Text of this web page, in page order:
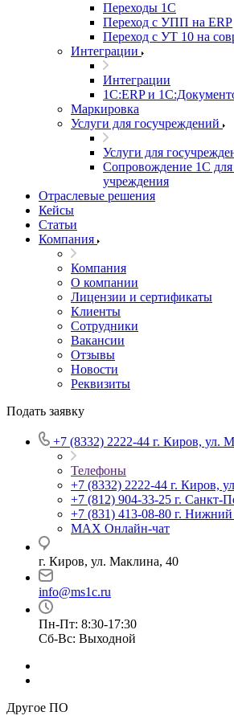
Переходы 1С
Переход с УПП на ERP
Переход с УТ 10 на
Интеграции
Интеграции
1С:ERP и
Маркировка
Услуги для госучреждений
Услуги для
Сопровождение 1С для
учреждения
Отраслевые решения
Кейсы
Статьи
Компания
Компания
О компании
Лицензии и сертификаты
Клиенты
Сотрудники
Вакансии
Отзывы
Новости
Реквизиты
Подать заявку
+7 (8332) 2222-44 г. Киров, ул.
Телефоны
+7 (8332) 2222-44 г. Киров,
+7 (812) 904-33-25 г. Санкт-
+7 (831) 413-08-80 г. Нижний
MAX Онлайн-чат
г. Киров, ул. Маклина, 40
info@ms1c.ru
Пн-Пт: 8:30-17:30
Cб-Вс: Выходной
Другое ПО